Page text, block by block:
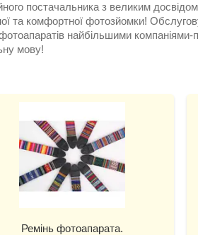
постачальника з великим
та комфортної фотозйомки!
найбільшими
мову!
Ремінь фотоапарата.